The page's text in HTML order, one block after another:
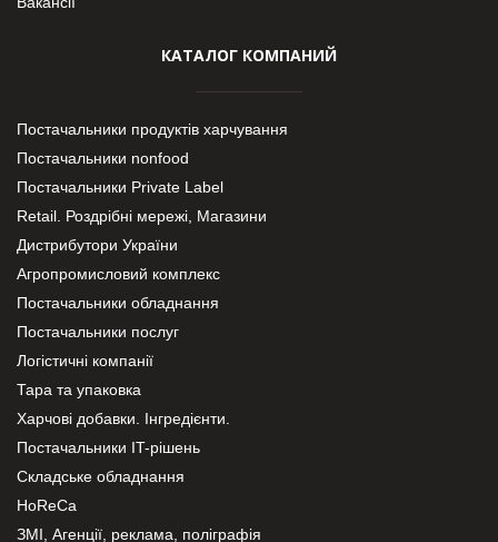
КАТАЛОГ КОМПАНИЙ
Постачальники продуктів харчування
Постачальники nonfood
Постачальники Private Label
Retail. Роздрібні мережі, Магазини
Дистрибутори України
Агропромисловий комплекс
Постачальники обладнання
Постачальники послуг
Логістичні компанії
Тара та упаковка
Харчові добавки. Інгредієнти.
Постачальники IT-рішень
Складське обладнання
HoReCa
ЗМІ, Агенції, реклама, поліграфія